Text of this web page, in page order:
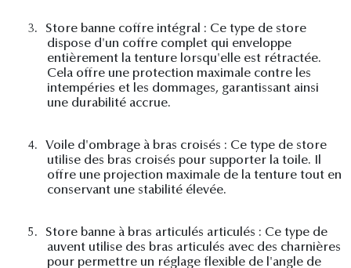
3.
Store banne coffre intégral : Ce type de store
dispose d'un coffre complet qui enveloppe
entièrement la tenture lorsqu'elle est rétractée.
Cela offre une protection maximale contre les
intempéries et les dommages, garantissant ainsi
une durabilité accrue.
4.
Voile d'ombrage à bras croisés : Ce type de store
utilise des bras croisés pour supporter la toile. Il
offre une projection maximale de la tenture tout en
conservant une stabilité élevée.
5.
Store banne à bras articulés articulés : Ce type de
auvent utilise des bras articulés avec des charnières
pour permettre un réglage flexible de l'angle de